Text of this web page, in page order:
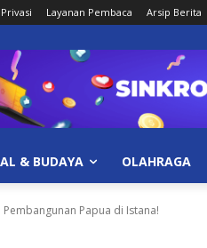
Layanan Pembaca Arsip Berita
& BUDAYA OLAHRAGA
Papua di Istana!